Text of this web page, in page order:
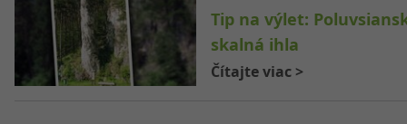
Tip na výlet:
skalná ihla
Čítajte viac >